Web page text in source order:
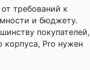
требований к
и бюджету.
покупателей,
корпуса, Pro нужен